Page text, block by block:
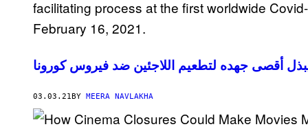
يبذل أقصى جهده لتطعيم اللاجئين ضد فيروس كورونا
03.03.21BY MEERA NAVLAKHA